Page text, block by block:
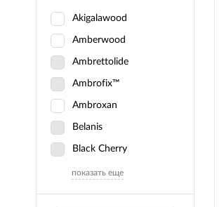
Akigalawood
Amberwood
Ambrettolide
Ambrofix™
Ambroxan
Belanis
Black Cherry
показать еще